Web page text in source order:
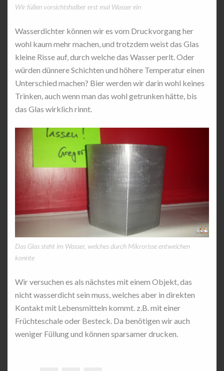
Wir füllen vorsichtshalber erst mal Wasser ein
Wasserdichter können wir es vom Druckvorgang her
wohl kaum mehr machen, und trotzdem weist das Glas
kleine Risse auf, durch welche das Wasser perlt. Oder
würden dünnere Schichten und höhere Temperatur einen
Unterschied machen? Bier werden wir darin wohl keines
Trinken, auch wenn man das wohl getrunken hätte, bis
das Glas wirklich rinnt.
Das Glas steht im Wasser, welches durch Mikrorisse entweichen
konnte
Wir versuchen es als nächstes mit einem Objekt, das
nicht wasserdicht sein muss, welches aber in direkten
Kontakt mit Lebensmitteln kommt. z.B. mit einer
Früchteschale oder Besteck. Da benötigen wir auch
weniger Füllung und können sparsamer drucken.